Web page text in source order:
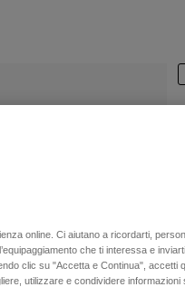
online. Ci aiutano a ricordarti,
che ti interessa e
clic su "Accetta e Continua", accetti
utilizzare e condividere informazioni